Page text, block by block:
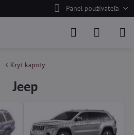
Panel používateľa
Kryt kapoty
Jeep